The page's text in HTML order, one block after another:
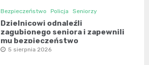
Bezpieczeństwo Policja Seniorzy
Dzielnicowi odnaleźli
zagubionego seniora i zapewnili
mu bezpieczeństwo
5 sierpnia 2026